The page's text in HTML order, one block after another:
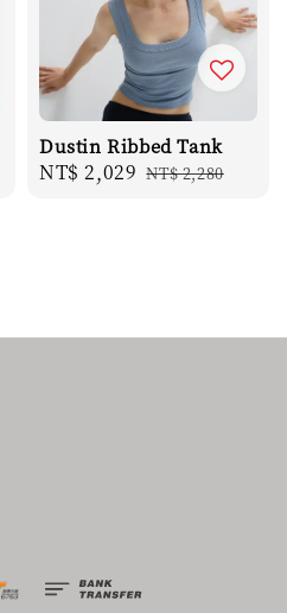
Dustin Ribbed Tank
Sale
NT$ 2,029 Regular
NT$ 2,280